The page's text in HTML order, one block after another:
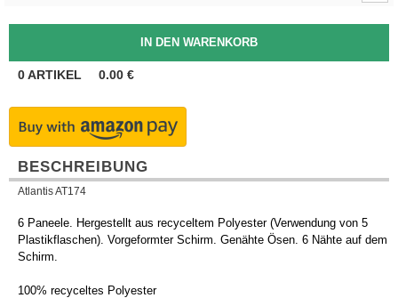
0ARTIKEL 0.00 €
BESCHREIBUNG
Atlantis AT174
6 Paneele. Hergestellt aus recyceltem Polyester (Verwendung von 5
Plastikflaschen). Vorgeformter Schirm. Genähte Ösen. 6 Nähte auf dem
Schirm.
100% recyceltes Polyester